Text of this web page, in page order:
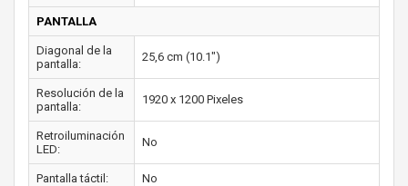
PANTALLA
Diagonal de la
pantalla:
25,6 cm (10.1")
Resolución de la
pantalla:
1920 x 1200 Pixeles
Retroiluminación
LED:
No
Pantalla táctil: No